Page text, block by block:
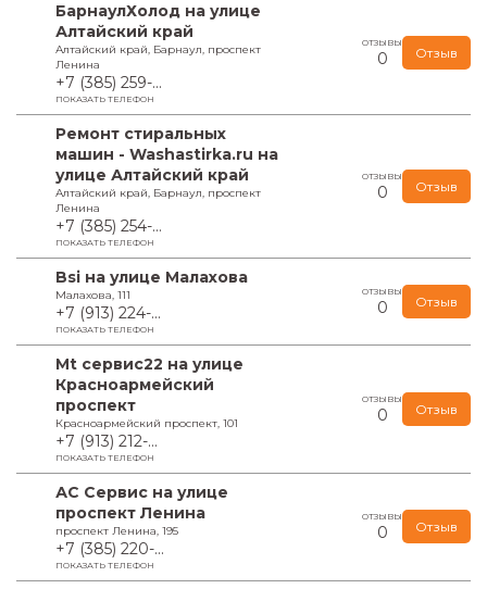
БарнаулХолод на улице
Алтайский край
Алтайский край, Барнаул, проспект
Ленина
+7 (385) 259-...
ПОКАЗАТЬ ТЕЛЕФОН
ОТЗЫВЫ
0 Отзыв
Ремонт стиральных
машин - Washastirka.ru на
улице Алтайский край
Алтайский край, Барнаул, проспект
Ленина
+7 (385) 254-...
ПОКАЗАТЬ ТЕЛЕФОН
ОТЗЫВЫ
0 Отзыв
Bsi на улице Малахова
Малахова, 111
+7 (913) 224-...
ПОКАЗАТЬ ТЕЛЕФОН
ОТЗЫВЫ
0 Отзыв
Mt сервис22 на улице
Красноармейский
проспект
Красноармейский проспект, 101
+7 (913) 212-...
ПОКАЗАТЬ ТЕЛЕФОН
ОТЗЫВЫ
0 Отзыв
АС Сервис на улице
проспект Ленина
проспект Ленина, 195
+7 (385) 220-...
ПОКАЗАТЬ ТЕЛЕФОН
ОТЗЫВЫ
0 Отзыв